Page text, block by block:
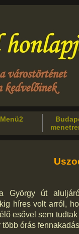
Menü2